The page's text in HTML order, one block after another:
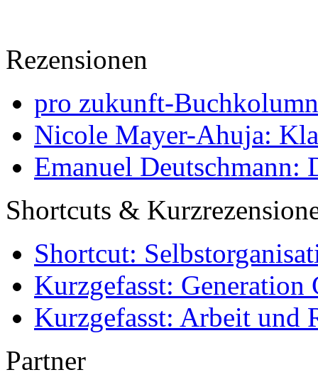
Rezensionen
pro zukunft-
Nicole Mayer-Ahuja:
Emanuel Deutschmann:
Shortcuts &
Shortcut:
Kurzgefasst: Generation
Kurzgefasst: Arbeit und
Partner